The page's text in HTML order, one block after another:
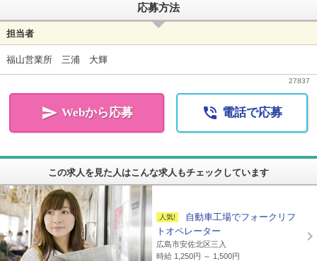
応募方法
担当者
福山営業所 三浦 大輝
27837
 Webから応募  電話で応募
この求人を見た人はこんな求人もチェックしています
自動車工場でフォークリフ
トオペレーター
広島市安佐北区三入
時給 1,250円 ～ 1,500円